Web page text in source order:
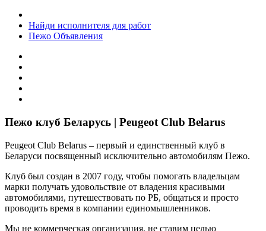
Найди исполнителя для работ
Пежо Объявления
Пежо клуб Беларусь | Peugeot Club Belarus
Peugeot Club Belarus – первый и единственный клуб в
Беларуси посвященный исключительно автомобилям Пежо.
Клуб был создан в 2007 году, чтобы помогать владельцам
марки получать удовольствие от владения красивыми
автомобилями, путешествовать по РБ, общаться и просто
проводить время в компании единомышленников.
Мы не коммерческая организация, не ставим целью